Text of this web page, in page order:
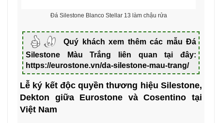
Đá Silestone Blanco Stellar 13 làm chậu rửa
Quý khách xem thêm các mẫu Đá
Silestone Màu Trắng liên quan tại đây:
https://eurostone.vn/da-silestone-mau-trang/
Lễ ký kết độc quyền thương hiệu Silestone,
Dekton giữa Eurostone và Cosentino tại
Việt Nam